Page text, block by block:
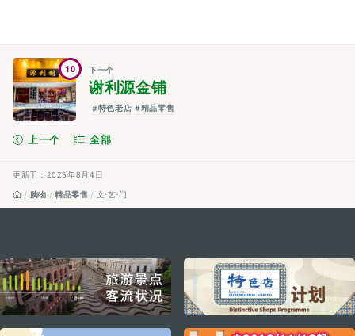
10 下一个
谢利源金铺
#特色老店 #精品零售
上一个 全部
更新于：2025年8月4日
购物
精品零售 文·艺·门
external links